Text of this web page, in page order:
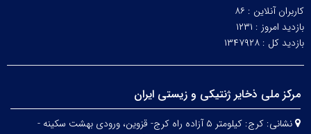
کاربران آنلاین : ۸۶
بازدید امروز : ۱۲۳۱
بازدید کل : ۱۳۴۷۹۲۸
مرکز ملی ذخایر ژنتیکی و زیستی ایران
نشانی:
کرج: کیلومتر ۵ آزاده راه کرج- قزوین، ورودی بهشت سکینه -